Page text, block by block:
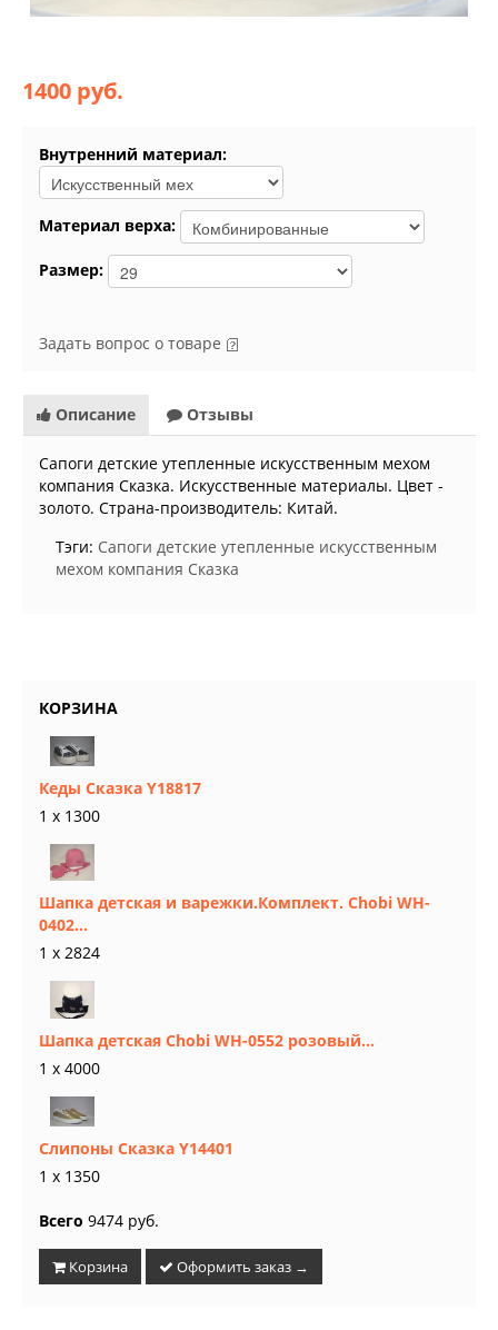
1400 руб.
Внутренний материал:
Материал верха:
Размер:
Задать вопрос о товаре
Описание Отзывы
Сапоги детские утепленные искусственным мехом
компания Сказка. Искусственные материалы. Цвет -
золото. Страна-производитель: Китай.
Тэги: Сапоги детские утепленные искусственным
мехом компания Сказка
КОРЗИНА
Кеды Сказка Y18817
1 x 1300
Шапка детская и варежки.Комплект. Chobi WH-
0402...
1 x 2824
Шапка детская Chobi WH-0552 розовый...
1 x 4000
Слипоны Сказка Y14401
1 x 1350
Всего 9474 руб.
Корзина Оформить заказ →